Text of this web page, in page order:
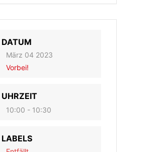
DATUM
März 04 2023
Vorbei!
UHRZEIT
10:00 - 10:30
LABELS